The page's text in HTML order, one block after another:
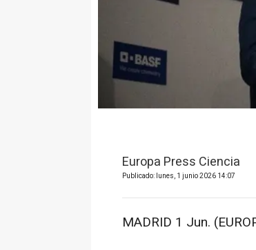
Europa Press Ciencia
Publicado: lunes, 1 junio 2026 14:07
MADRID 1 Jun.